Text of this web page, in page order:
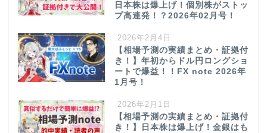
日本株は爆上げ！個別株がストッ
プ高連発！？2026年02月号！
2026年2月4日
【相場予測の実績まとめ・証拠付
き！】年初からドル円ロングショ
ートで爆益！！FX note 2026年
1月号！
2026年2月1日
【相場予測の実績まとめ・証拠付
き！】日本株は爆上げ！金銀はも